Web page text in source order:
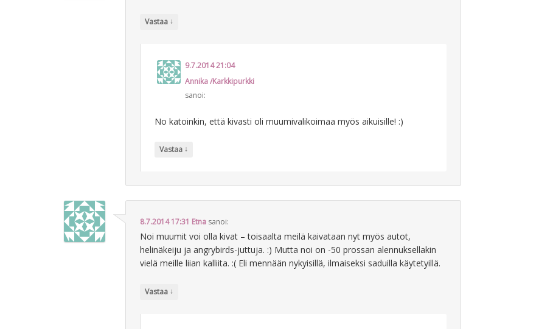
Vastaa ↓
9.7.2014 21:04
Annika /Karkkipurkki
sanoi:
No katoinkin, että kivasti oli muumivalikoimaa myös aikuisille! :)
Vastaa ↓
8.7.2014 17:31 Etna sanoi:
Noi muumit voi olla kivat – toisaalta meilä kaivataan nyt myös autot,
helinäkeiju ja angrybirds-juttuja. :) Mutta noi on -50 prossan alennuksellakin
vielä meille liian kalliita. :( Eli mennään nykyisillä, ilmaiseksi saduilla käytetyillä.
Vastaa ↓